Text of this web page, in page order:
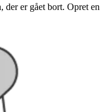
er gået bort. Opret en